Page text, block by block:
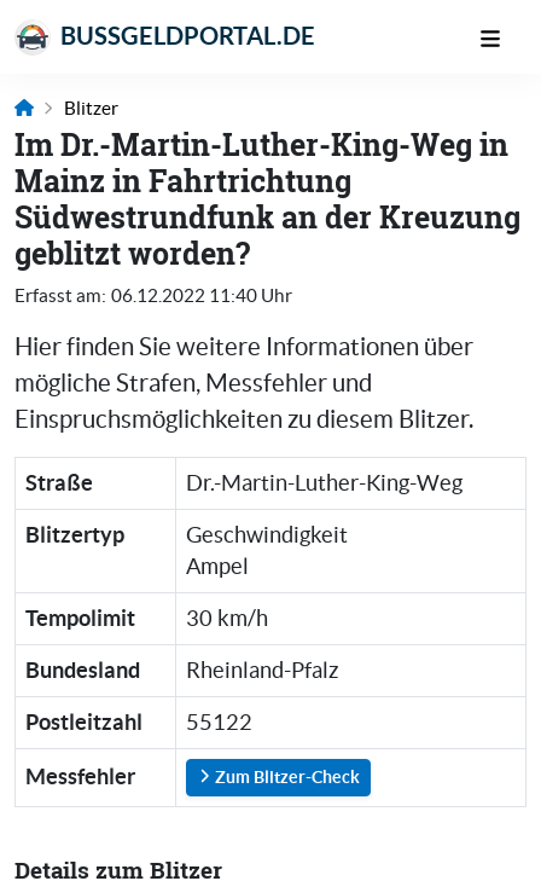
BUSSGELDPORTAL.DE
Blitzer
Im Dr.-Martin-Luther-King-Weg in
Mainz in Fahrtrichtung
Südwestrundfunk an der Kreuzung
geblitzt worden?
Erfasst am: 06.12.2022 11:40 Uhr
Hier finden Sie weitere Informationen über
mögliche Strafen, Messfehler und
Einspruchsmöglichkeiten zu diesem Blitzer.
Straße Dr.-Martin-Luther-King-Weg
Blitzertyp
Geschwindigkeit
Ampel
Tempolimit 30 km/h
Bundesland Rheinland-Pfalz
Postleitzahl 55122
Messfehler Zum Blitzer-Check
Details zum Blitzer